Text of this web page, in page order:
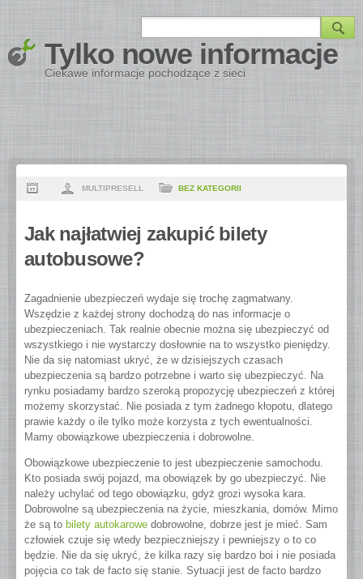
Tylko nowe informacje
Ciekawe informacje pochodzące z sieci
MULTIPRESELL BEZ KATEGORII
Jak najłatwiej zakupić bilety
autobusowe?
Zagadnienie ubezpieczeń wydaje się trochę zagmatwany.
Wszędzie z każdej strony dochodzą do nas informacje o
ubezpieczeniach. Tak realnie obecnie można się ubezpieczyć od
wszystkiego i nie wystarczy dosłownie na to wszystko pieniędzy.
Nie da się natomiast ukryć, że w dzisiejszych czasach
ubezpieczenia są bardzo potrzebne i warto się ubezpieczyć. Na
rynku posiadamy bardzo szeroką propozycję ubezpieczeń z której
możemy skorzystać. Nie posiada z tym żadnego kłopotu, dlatego
prawie każdy o ile tylko może korzysta z tych ewentualności.
Mamy obowiązkowe ubezpieczenia i dobrowolne.
Obowiązkowe ubezpieczenie to jest ubezpieczenie samochodu.
Kto posiada swój pojazd, ma obowiązek by go ubezpieczyć. Nie
należy uchylać od tego obowiązku, gdyż grozi wysoka kara.
Dobrowolne są ubezpieczenia na życie, mieszkania, domów. Mimo
że są to bilety autokarowe dobrowolne, dobrze jest je mieć. Sam
człowiek czuje się wtedy bezpieczniejszy i pewniejszy o to co
będzie. Nie da się ukryć, że kilka razy się bardzo boi i nie posiada
pojęcia co tak de facto się stanie. Sytuacji jest de facto bardzo